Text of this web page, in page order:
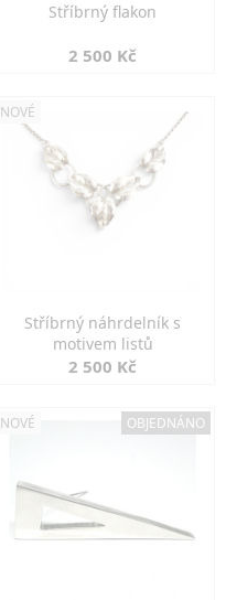
Stříbrný flakon
2 500 Kč
NOVÉ
Stříbrný náhrdelník s
motivem listů
2 500 Kč
NOVÉ OBJEDNÁNO